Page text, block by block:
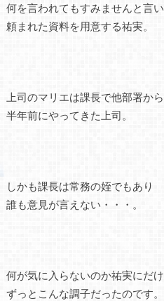
何を言われてもすみませんと言い
頼まれた資料を用意する祐実。
上司のマリエは課長で他部署から
半年前にやってきた上司。
しかも課長は常務の姪でもあり
誰も意見が言えない・・・。
何が気に入らないのか祐実にだけ
ずっとこんな調子だったのです。